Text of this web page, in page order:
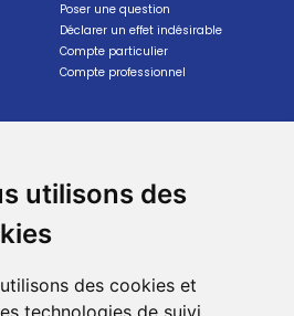
utilisons des
des cookies et
technologies de suivi
Poser une question
Déclarer un effet indésirable
Compte particulier
Compte professionnel